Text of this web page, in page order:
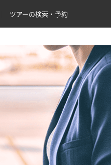
ツアーの検索・予約